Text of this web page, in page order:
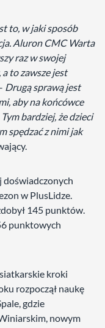
to, w jaki sposób
Aluron CMC Warta
raz w swojej
to zawsze jest
Drugą sprawą jest
aby na końcówce
bardziej, że dzieci
spędzać z nimi jak
doświadczonych
w PlusLidze.
145 punktów.
punktowych
kroki
rozpoczął naukę
gdzie
nowym